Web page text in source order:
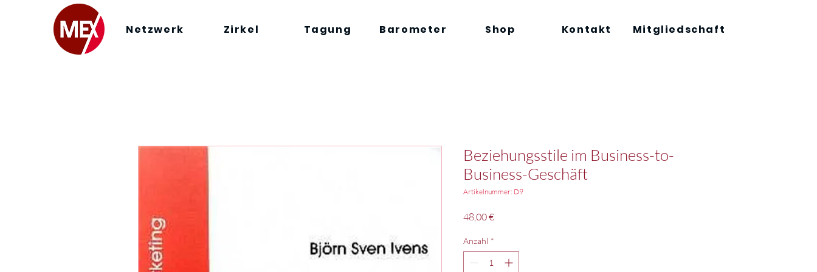
Netzwerk Zirkel Tagung Barometer Shop Kontakt Mitgliedschaft
Beziehungsstile im Business-to-
Business-Geschäft
Artikelnummer: D9
48,00 €Preis
Anzahl *